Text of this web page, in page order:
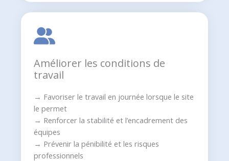
Améliorer les conditions de
travail
→ Favoriser le travail en journée lorsque le site
le permet
→ Renforcer la stabilité et l’encadrement des
équipes
→ Prévenir la pénibilité et les risques
professionnels